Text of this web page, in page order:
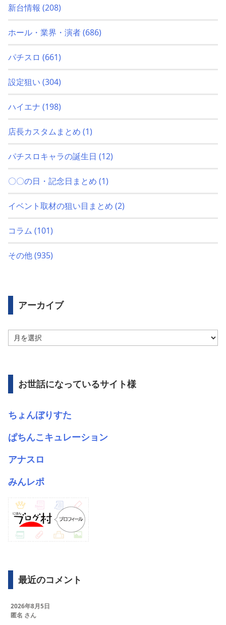
新台情報 (208)
ホール・業界・演者(686)
パチスロ (661)
設定狙い (304)
ハイエナ (198)
店長カスタムまとめ (1)
パチスロキャラの誕生日 (12)
〇〇の日・記念日まとめ (1)
イベント取材の狙い目まとめ (2)
コラム (101)
その他(935)
アーカイブ
ー
ブ
お世話になっているサイト様
ちょんぼりすた
ぱちんこキュレーション
アナスロ
みんレポ
最近のコメント
2026年8月5日
匿名 さん